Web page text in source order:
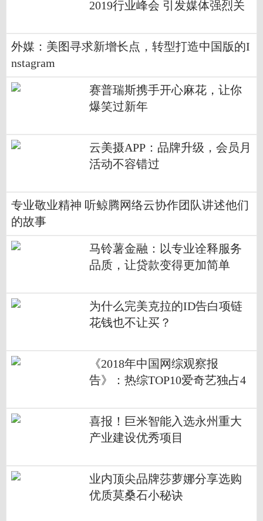
2019行业峰会 引发媒体强烈关
外媒：美图寻求新增长点，转型打造中国版的I
nstagram
赛普瑞斯携手开心麻花，让你
爆笑过新年
云美摄APP：品牌升级，会员月
活动不容错过
专业敬业精神 听鲸腾网络云协作团队讲述他们
的故事
马铃薯金融：以专业诠释服务
品质，让贷款变得更加简单
为什么完美克拉的ID告白项链
花钱也不让买？
《2018年中国网综观察报
告》：热综TOP10爱奇艺独占4
喜报！巨米智能入选永州重大
产业建设优秀项目
业内顶尖品牌莎萝娜分享选购
优质莫桑石小秘诀